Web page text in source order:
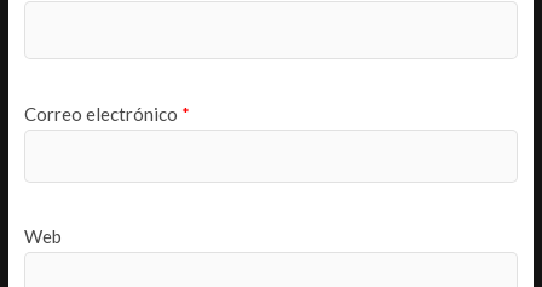
Correo electrónico *
Web